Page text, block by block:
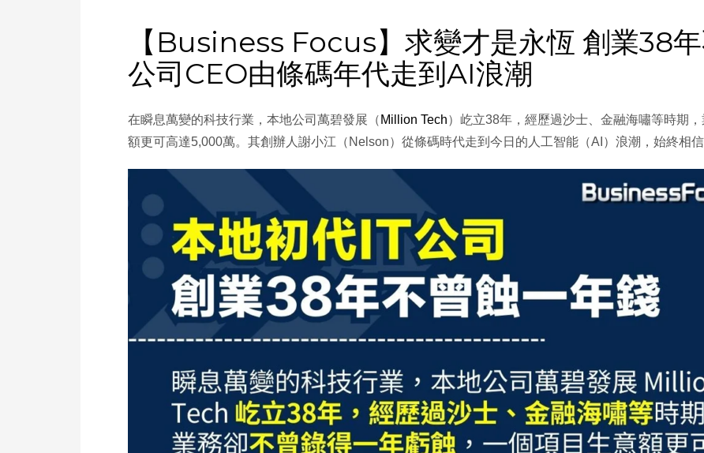
【Business Focus】求變才是永恆 創業38
公司CEO由條碼年代走到AI浪潮
在瞬息萬變的科技行業，本地公司萬碧發展（ Million Tech）屹立38年，經歷過沙士、金融海嘯等時期
額更可高達5,000萬。其創辦人謝小江（Nelson）從條碼時代走到今日的人工智能（AI）浪潮，始終相